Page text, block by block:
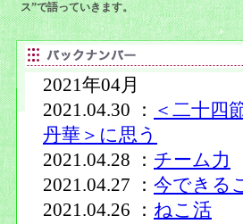
ス”で語っていきます。
2021年04月
2021.04.30 ：
＜二十四
丹華＞に思う
2021.04.28 ： チーム力
2021.04.27 ： 今できる
2021.04.26 ： ねこ活